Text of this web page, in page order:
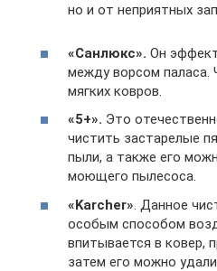
но и от неприятных
«Санлюкс». Он
между ворсом паласа.
мягких ковров.
«5+». Это
чистить застарелые
пыли, а также его
моющего пылесоса.
«Karcher» . Данное
особым способом
впитывается в ковер,
затем его можно